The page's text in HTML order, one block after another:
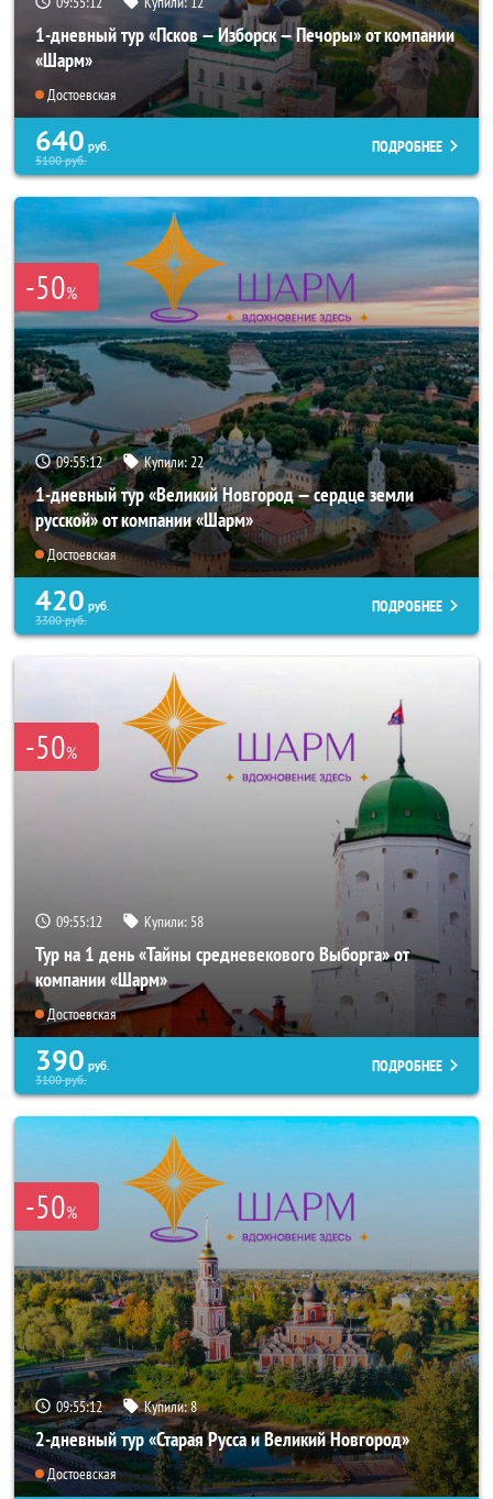
1-дневный тур «Псков — Изборск — Печоры» от компании
«Шарм»
Достоевская
640 руб.
5100руб.
ПОДРОБНЕЕ
-50%
09:55:10 Купили: 22
1-дневный тур «Великий Новгород — сердце земли
русской» от компании «Шарм»
Достоевская
420 руб.
3300руб.
ПОДРОБНЕЕ
-50%
09:55:10 Купили: 58
Тур на 1 день «Тайны средневекового Выборга» от
компании «Шарм»
Достоевская
390 руб.
3100руб.
ПОДРОБНЕЕ
-50%
09:55:10 Купили:8
2-дневный тур «Старая Русса и Великий Новгород»
Достоевская